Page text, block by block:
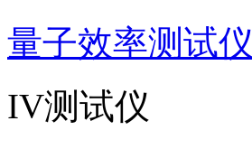
量子效率测试仪
IV测试仪